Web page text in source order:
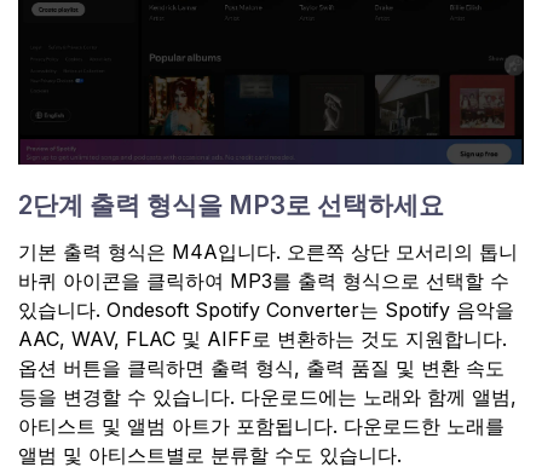
2단계 출력 형식을 MP3로 선택하세요
기본 출력 형식은 M4A입니다. 오른쪽 상단 모서리의 톱니
바퀴 아이콘을 클릭하여 MP3를 출력 형식으로 선택할 수
있습니다. Ondesoft Spotify Converter는 Spotify 음악을
AAC, WAV, FLAC 및 AIFF로 변환하는 것도 지원합니다.
옵션 버튼을 클릭하면 출력 형식, 출력 품질 및 변환 속도
등을 변경할 수 있습니다. 다운로드에는 노래와 함께 앨범,
아티스트 및 앨범 아트가 포함됩니다. 다운로드한 노래를
앨범 및 아티스트별로 분류할 수도 있습니다.